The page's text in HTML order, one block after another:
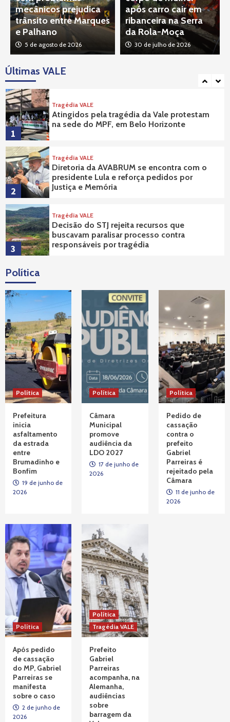
mecânicos prejudica
trânsito entre Marques
e Palhano
5 de agosto de 2026
após carro cair em
ribanceira na Serra
da Rola-Moça
30 de julho de 2026
Últimas VALE
4
TÜV SÜD Sobre rompimento da barragem
da Vale em Brumadinho
5
Política Tragédia VALE
Prefeito Gabriel Parreiras acompanha, na
Vale
1
Tragédia VALE
Atingidos pela tragédia da Vale protestam
na sede do MPF, em Belo Horizonte
2
Tragédia VALE
Diretoria da AVABRUM se encontra com o
presidente Lula e reforça pedidos por
Justiça e Memória
3
Tragédia VALE
Decisão do STJ rejeita recursos que
buscavam paralisar processo contra
responsáveis por tragédia
4
TÜV SÜD Sobre rompimento da barragem
da Vale em Brumadinho
5
Política Tragédia VALE
Prefeito Gabriel Parreiras acompanha, na
Alemanha, audiências sobre barragem da
Vale
1
Tragédia VALE
Atingidos pela tragédia da Vale protestam
na sede do MPF, em Belo Horizonte
2
Tragédia VALE
Diretoria da AVABRUM se encontra com o
presidente Lula e reforça pedidos por
Justiça e Memória
3
buscavam paralisar processo contra
responsáveis por tragédia
Política
Política
Prefeitura
inicia
asfaltamento
da estrada
entre
Brumadinho e
Bonfim
19 de junho de
2026
Política
Câmara
Municipal
promove
audiência da
LDO 2027
17 de junho de
2026
Política
Pedido de
cassação
contra o
prefeito
Gabriel
Parreiras é
rejeitado pela
Câmara
11 de junho de
2026
Política
Após pedido
de cassação
do MP, Gabriel
Parreiras se
manifesta
sobre o caso
2 de junho de
2026
Política
Tragédia VALE
Prefeito
Gabriel
Parreiras
acompanha, na
Alemanha,
audiências
sobre
barragem da